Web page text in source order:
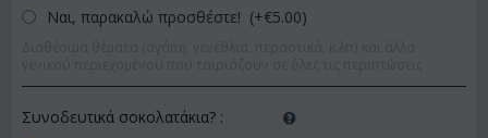
Ναι, παρακαλώ προσθέστε! (+€5.00)
Συνοδευτικά σοκολατάκια? :